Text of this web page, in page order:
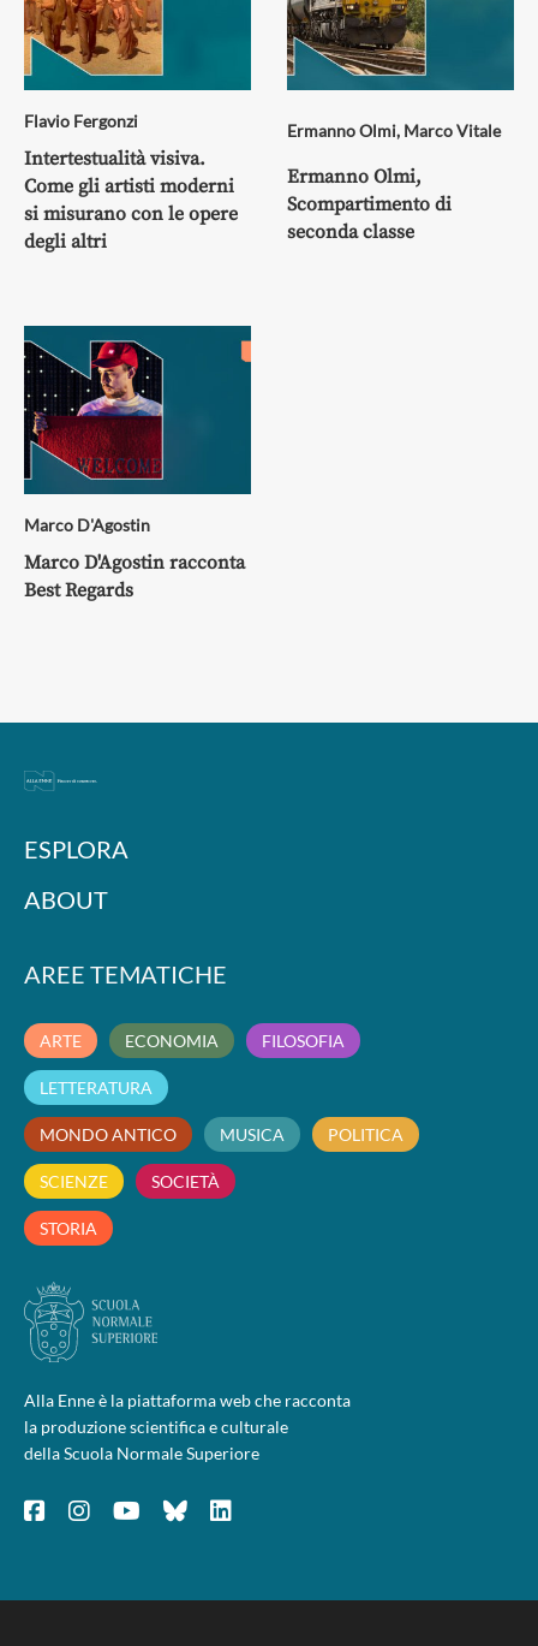
Flavio Fergonzi
Intertestualità visiva.
Come gli artisti moderni
si misurano con le opere
degli altri
Ermanno Olmi, Marco Vitale
Ermanno Olmi,
Scompartimento di
seconda classe
Marco D'Agostin
Marco D'Agostin racconta
Best Regards
ESPLORA
ABOUT
AREE TEMATICHE
ARTE ECONOMIA FILOSOFIA
LETTERATURA
MONDO ANTICO MUSICA POLITICA
SCIENZE SOCIETÀ
STORIA
Alla Enne è la piattaforma web che racconta
la produzione scientifica e culturale
della Scuola Normale Superiore